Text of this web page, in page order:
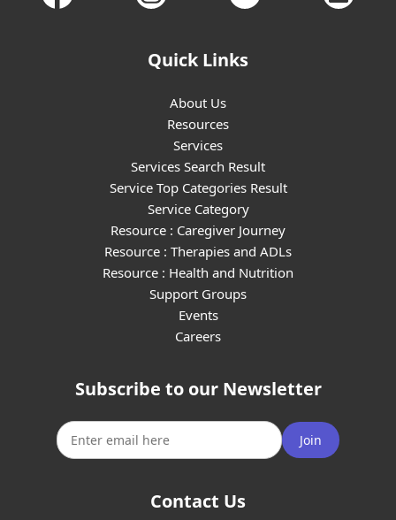
Quick Links
About Us
Resources
Services
Services Search Result
Service Top Categories Result
Service Category
Resource : Caregiver Journey
Resource : Therapies and ADLs
Resource : Health and Nutrition
Support Groups
Events
Careers
Subscribe to our Newsletter
Join
Contact Us